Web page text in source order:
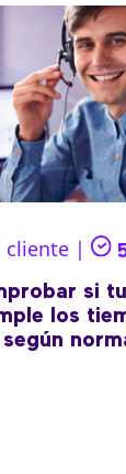
cliente |
si
los